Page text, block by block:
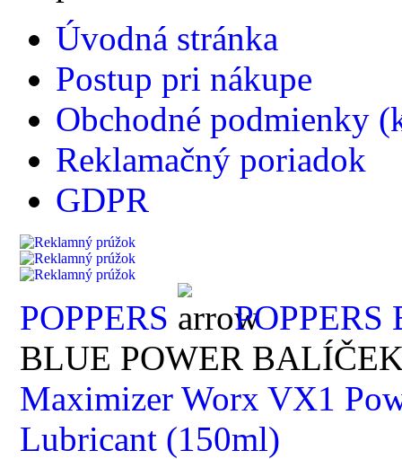
Úvodná stránka
Postup pri nákupe
Obchodné podmienky
Reklamačný poriadok
GDPR
POPPERS
BLUE POWER
Maximizer Worx VX1
Lubricant (150ml)